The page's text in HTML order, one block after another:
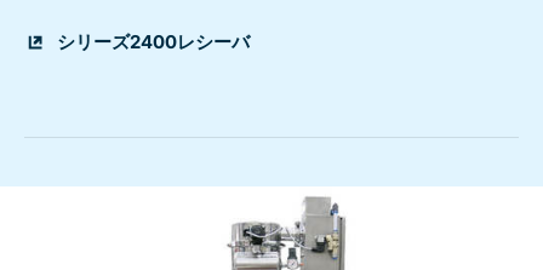
シリーズ2400レシーバ